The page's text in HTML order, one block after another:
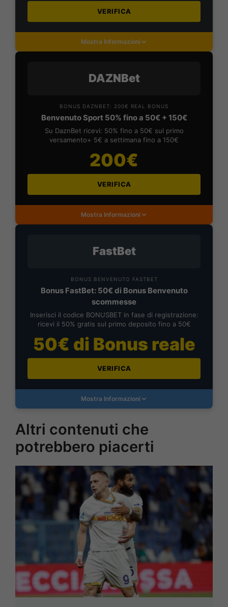
VERIFICA
Mostra Informazioni
DAZNBet
BONUS DAZNBET: 200€ REAL BONUS
Benvenuto Sport 50% fino a 50€ + 150€
Su DaznBet ricevi: 50% fino a 50€ sul primo
versamento+ 5€ a settimana fino a 150€
200€
VERIFICA
Mostra Informazioni
FastBet
BONUS BENVENUTO FASTBET
Bonus FastBet: 50€ di Bonus Benvenuto
scommesse
Inserisci il codice BONUSBET in fase di registrazione:
ricevi il 50% gratis sul primo deposito fino a 50€
50€ di Bonus reale
VERIFICA
Mostra Informazioni
Altri contenuti che
potrebbero piacerti